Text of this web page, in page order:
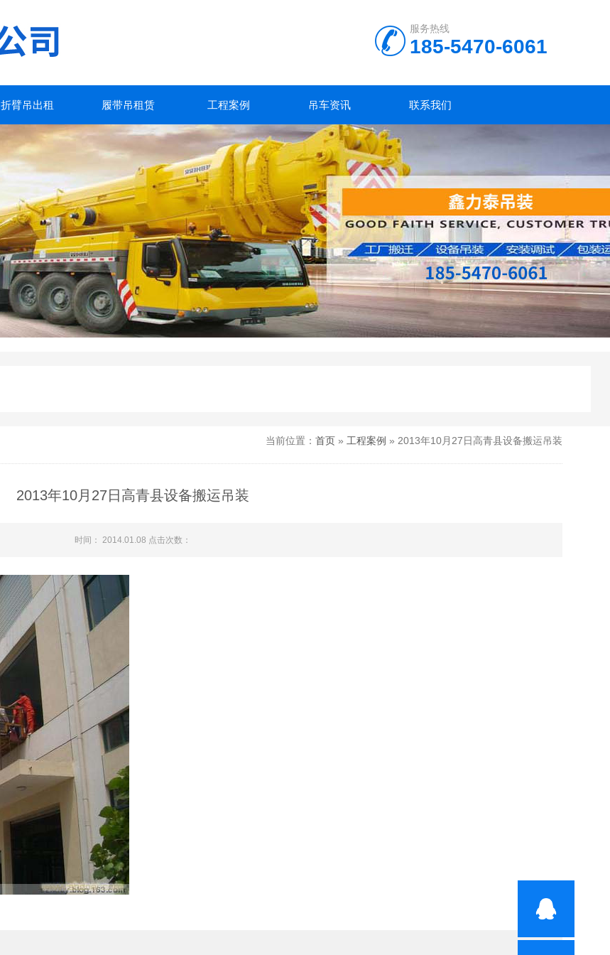
服务热线
185-5470-6061
折臂吊出租 履带吊租赁 工程案例 吊车资讯 联系我们
当前位置： 首页» 工程案例 » 2013年10月27日高青县设备搬运吊装
2013年10月27日高青县设备搬运吊装
时间： 2014.01.08 点击次数：